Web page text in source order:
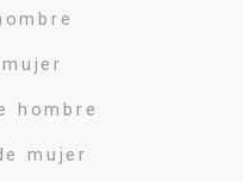
hombre
mujer